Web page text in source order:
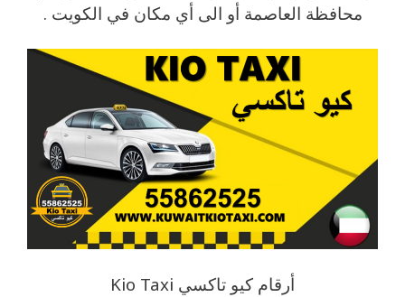
محافظة العاصمة أو الى أي مكان في الكويت .
أرقام كيو تاكسي Kio Taxi